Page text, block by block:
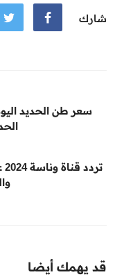
شارك
قد يهمك أيضا